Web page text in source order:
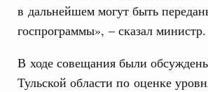
в дальнейшем могут быть
госпрограммы», – сказал министр.
В ходе совещания были
Тульской области по оценке
городов. Городская среда
«Единый заказчик»
и реконструкцию более